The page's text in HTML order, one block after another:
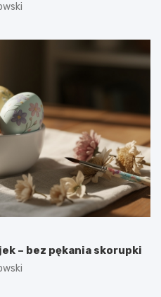
– bez pękania skorupki